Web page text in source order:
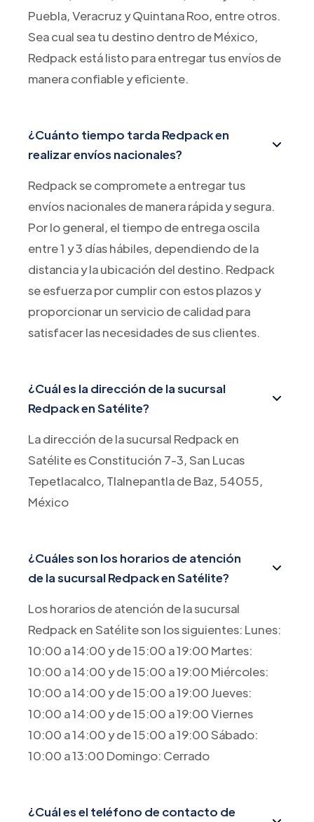
Puebla, Veracruz y Quintana Roo, entre otros.
Sea cual sea tu destino dentro de México,
Redpack está listo para entregar tus envíos de
manera confiable y eficiente.
¿Cuánto tiempo tarda Redpack en
realizar envíos nacionales?
Redpack se compromete a entregar tus
envíos nacionales de manera rápida y segura.
Por lo general, el tiempo de entrega oscila
entre 1 y 3 días hábiles, dependiendo de la
distancia y la ubicación del destino. Redpack
se esfuerza por cumplir con estos plazos y
proporcionar un servicio de calidad para
satisfacer las necesidades de sus clientes.
¿Cuál es la dirección de la sucursal
Redpack en Satélite?
La dirección de la sucursal Redpack en
Satélite es Constitución 7-3, San Lucas
Tepetlacalco, Tlalnepantla de Baz, 54055,
México
¿Cuáles son los horarios de atención
de la sucursal Redpack en Satélite?
Los horarios de atención de la sucursal
Redpack en Satélite son los siguientes: Lunes:
10:00 a 14:00 y de 15:00 a 19:00 Martes:
10:00 a 14:00 y de 15:00 a 19:00 Miércoles:
10:00 a 14:00 y de 15:00 a 19:00 Jueves:
10:00 a 14:00 y de 15:00 a 19:00 Viernes
10:00 a 14:00 y de 15:00 a 19:00 Sábado:
10:00 a 13:00 Domingo: Cerrado
¿Cuál es el teléfono de contacto de